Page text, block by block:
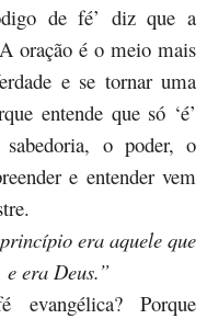
de fé’ diz que a
oração é o meio mais
e se tornar uma
entende que só ‘é’
o poder, o
e entender vem
era aquele que
e era Deus.”
evangélica? Porque